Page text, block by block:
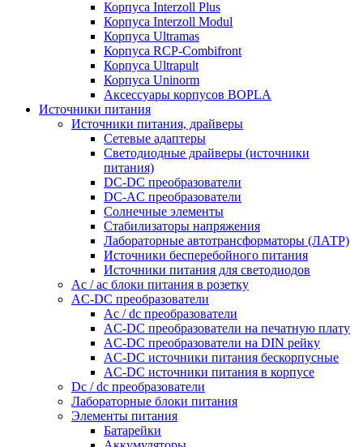
Корпуса Interzoll Plus
Корпуса Interzoll Modul
Корпуса Ultramas
Корпуса RCP-Combifront
Корпуса Ultrapult
Корпуса Uninorm
Аксессуары корпусов BOPLA
Источники питания
Источники питания, драйверы
Сетевые адаптеры
Светодиодные драйверы (источники
питания)
DC-DC преобразователи
DC-AC преобразователи
Солнечные элементы
Стабилизаторы напряжения
Лабораторные автотрансформаторы (ЛАТР)
Источники бесперебойного питания
Источники питания для светодиодов
Ac / ac блоки питания в розетку
AC-DC преобразователи
Ac / dc преобразователи
AC-DC преобразователи на печатную плату
AC-DC преобразователи на DIN рейку
AC-DC источники питания бескорпусные
AC-DC источники питания в корпусе
Dc / dc преобразователи
Лабораторные блоки питания
Элементы питания
Батарейки